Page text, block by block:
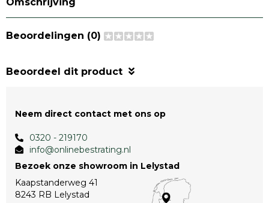
Beoordelingen (0)
Beoordeel dit product
Neem direct contact met ons op
0320 - 219170
info@onlinebestrating.nl
Bezoek onze showroom in Lelystad
Kaapstanderweg 41
8243 RB Lelystad